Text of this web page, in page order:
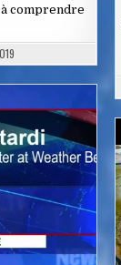
comprendre